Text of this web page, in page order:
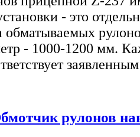
- это
обматываемых
- 1000-1200 мм.
рулонов